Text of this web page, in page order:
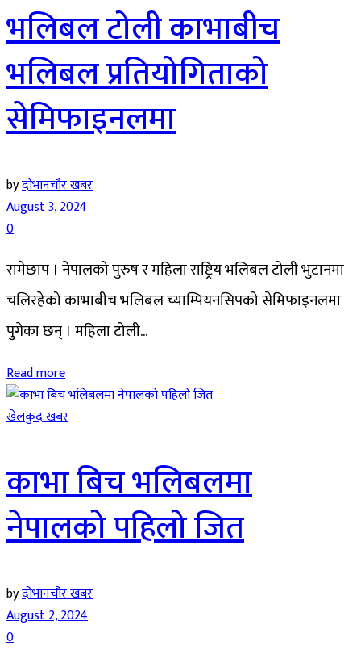
भलिबल टोली काभाबीच
भलिबल प्रतियोगिताको
सेमिफाइनलमा
byदोभानचौर खबर
August 3, 2024
0
रामेछाप । नेपालको पुरुष र महिला राष्ट्रिय भलिबल टोली भुटानमा
चलिरहेको काभाबीच भलिबल च्याम्पियनसिपको सेमिफाइनलमा
पुगेका छन् । महिला टोली...
Read more
खेलकुद खबर
काभा बिच भलिबलमा
नेपालको पहिलो जित
byदोभानचौर खबर
August 2, 2024
0